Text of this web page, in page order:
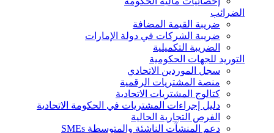
الضرائب
ضريبة القيمة المضافة
ضريبة الشركات في دولة الإمارات
الضريبة التكميلية
التوريد للجهات الحكومية
سجل الموردين الاتحادي
منصة المشتريات الرقمية
كتالوج المشتريات الاتحادية
دليل إجراءات المشتريات في الحكومة الاتحادية
الفرص التجارية الحالية
دعم المنشآت الناشئة والمتوسطة SMEs